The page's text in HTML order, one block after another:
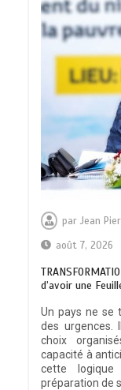
parJean
août 7, 2026
d’avoir une
Un pays ne se
des urgences.
choix
capacité à
cette
préparation de